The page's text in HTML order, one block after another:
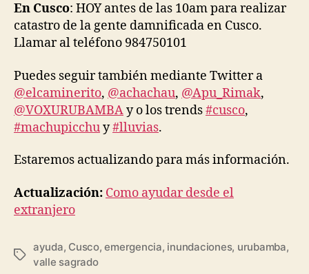
En Cusco: HOY antes de las 10am para realizar
catastro de la gente damnificada en Cusco.
Llamar al teléfono 984750101
Puedes seguir también mediante Twitter a
@elcaminerito, @achachau, @Apu_Rimak,
@VOXURUBAMBAy o los trends#cusco,
#machupicchuy#lluvias.
Estaremos actualizando para más información.
Actualización: Como ayudar desde el
extranjero
Tags
ayuda, Cusco,emergencia, inundaciones, urubamba,
valle sagrado